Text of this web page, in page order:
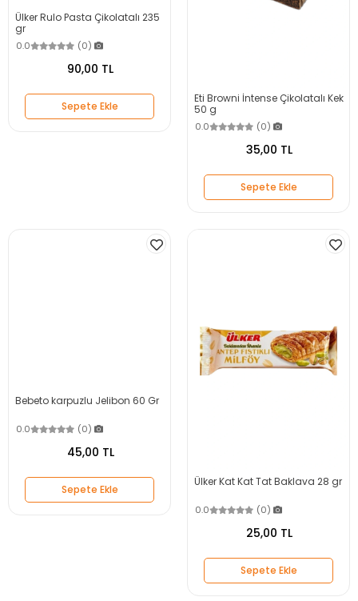
Ülker Rulo Pasta Çikolatalı 235
gr
0.0 (0)
90,00 TL
Sepete Ekle
Eti Browni İntense Çikolatalı Kek
50 g
0.0 (0)
35,00 TL
Sepete Ekle
Bebeto karpuzlu Jelibon 60 Gr
0.0 (0)
45,00 TL
Sepete Ekle
Ülker Kat Kat Tat Baklava 28 gr
0.0 (0)
25,00 TL
Sepete Ekle